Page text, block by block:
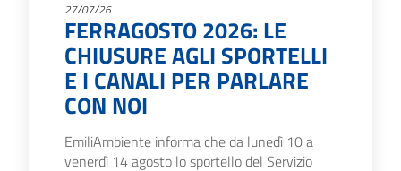
27/07/26
FERRAGOSTO 2026: LE
CHIUSURE AGLI SPORTELLI
E I CANALI PER PARLARE
CON NOI
EmiliAmbiente informa che da lunedì 10 a
venerdì 14 agosto lo sportello del Servizio